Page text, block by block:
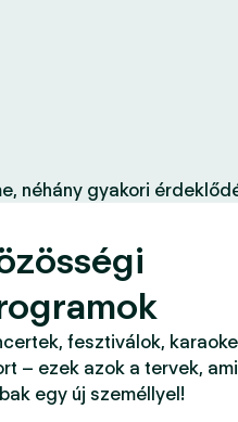
néhány gyakori
fesztiválok,
– ezek azok a tervek,
egy új személlyel!